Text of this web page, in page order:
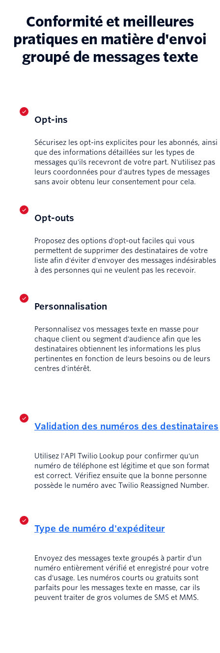
Conformité et meilleures
pratiques en matière d'envoi
groupé de messages texte
Opt-ins
Sécurisez les opt-ins explicites pour les abonnés, ainsi
que des informations détaillées sur les types de
messages qu'ils recevront de votre part. N'utilisez pas
leurs coordonnées pour d'autres types de messages
sans avoir obtenu leur consentement pour cela.
Opt-outs
Proposez des options d'opt-out faciles qui vous
permettent de supprimer des destinataires de votre
liste afin d'éviter d'envoyer des messages indésirables
à des personnes qui ne veulent pas les recevoir.
Personnalisation
Personnalisez vos messages texte en masse pour
chaque client ou segment d'audience afin que les
destinataires obtiennent les informations les plus
pertinentes en fonction de leurs besoins ou de leurs
centres d'intérêt.
Validation des numéros des destinataires
Utilisez l'API Twilio Lookup pour confirmer qu'un
numéro de téléphone est légitime et que son format
est correct. Vérifiez ensuite que la bonne personne
possède le numéro avec Twilio Reassigned Number.
Type de numéro d'expéditeur
Envoyez des messages texte groupés à partir d'un
numéro entièrement vérifié et enregistré pour votre
cas d'usage. Les numéros courts ou gratuits sont
parfaits pour les messages texte en masse, car ils
peuvent traiter de gros volumes de SMS et MMS.